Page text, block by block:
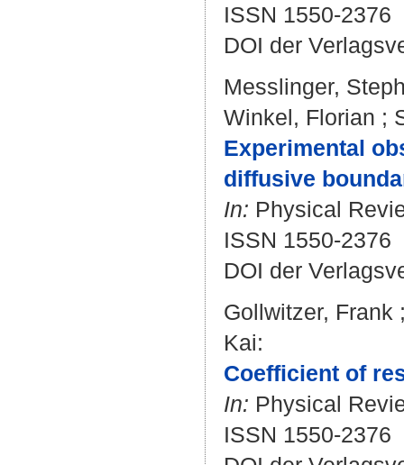
ISSN 1550-2376
DOI der
Messlinger,
Winkel, Florian ;
Experimental
diffusive
In: Physical
ISSN 1550-2376
DOI der
Gollwitzer, Frank
Kai:
Coefficient of
In: Physical
ISSN 1550-2376